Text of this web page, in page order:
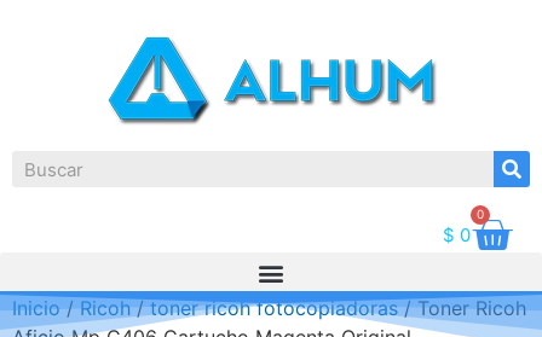
$ 0
0
Inicio/Ricoh/toner ricoh fotocopiadoras/ Toner Ricoh